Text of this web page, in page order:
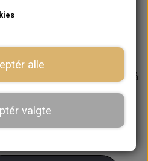
også på SPi indtil
Varen er på
1-2 dages leveringstid
+
alle
valgte